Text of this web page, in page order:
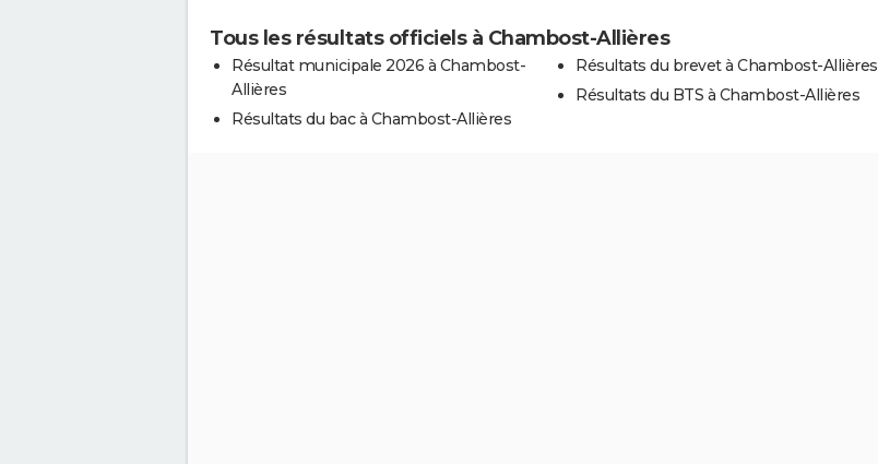
Tous les résultats officiels à Chambost-Allières
Résultat municipale 2026 à Chambost-
Allières
Résultats du bac à Chambost-Allières
Résultats du brevet à Chambost-Allières
Résultats du BTS à Chambost-Allières